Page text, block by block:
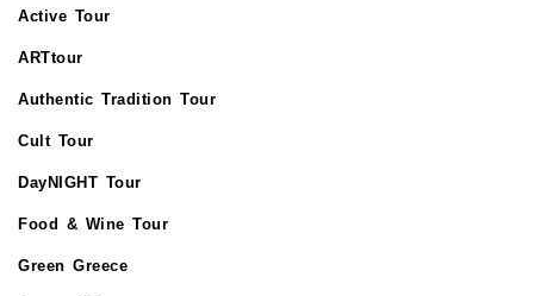
Active Tour
ARTtour
Authentic Tradition Tour
Cult Tour
DayNIGHT Tour
Food & Wine Tour
Green Greece